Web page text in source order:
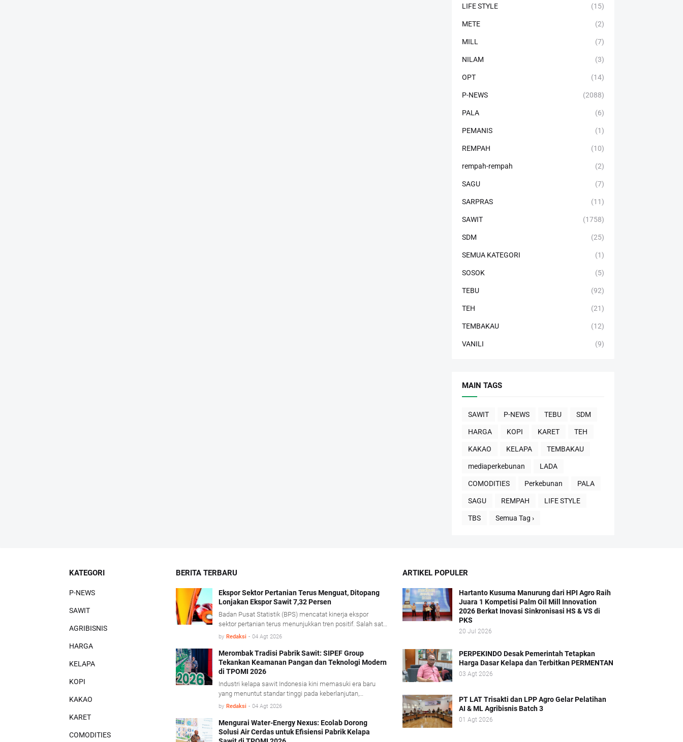
LIFE STYLE (15)
METE (2)
MILL (7)
NILAM (3)
OPT (14)
P-NEWS (2088)
PALA (6)
PEMANIS (1)
REMPAH (10)
rempah-rempah (2)
SAGU (7)
SARPRAS (11)
SAWIT (1758)
SDM (25)
SEMUA KATEGORI (1)
SOSOK (5)
TEBU (92)
TEH (21)
TEMBAKAU (12)
VANILI (9)
MAIN TAGS
SAWIT P-NEWS TEBU SDM
HARGA KOPI KARET TEH
KAKAO KELAPA TEMBAKAU
mediaperkebunan LADA
COMODITIES Perkebunan PALA
SAGU REMPAH LIFE STYLE
TBS Semua Tag ›
KATEGORI
P-NEWS
SAWIT
AGRIBISNIS
HARGA
KELAPA
KOPI
KAKAO
KARET
COMODITIES
BERITA TERBARU
Ekspor Sektor Pertanian Terus Menguat, Ditopang
Lonjakan Ekspor Sawit 7,32 Persen
Badan Pusat Statistik (BPS) mencatat kinerja ekspor
sektor pertanian terus menunjukkan tren positif. Salah satu
pendorong kinerja tersebut berasal dari komoditas minyak
turunannya yang mencatat pertumbuhan ekspor cukup
signifikan. BPS mencatat, sepanjang Januari- Juni 2026
nilai ekspor CPO dan produk turunannya tumbuh 7,32
persen dibandingkan periode yang sama tahun lalu,
didorong penguatan harga CPO di pasar global.
by Redaksi - 04 Agt 2026
Merombak Tradisi Pabrik Sawit: SIPEF Group
Tekankan Keamanan Pangan dan Teknologi Modern
di TPOMI 2026
Industri kelapa sawit Indonesia kini memasuki era baru
yang menuntut standar tinggi pada keberlanjutan,
keamanan pangan, dan adaptasi teknologi modern. Dalam
(TPOMI) 2026 yang berlangsung di Medan, Sumatera
Utara, Kamis (9/7/2026), SIPEF Group/PT Tolan Tiga
by Redaksi - 04 Agt 2026
Mengurai Water-Energy Nexus: Ecolab Dorong
Solusi Air Cerdas untuk Efisiensi Pabrik Kelapa
ARTIKEL POPULER
Hartanto Kusuma Manurung dari HPI Agro Raih
Juara 1 Kompetisi Palm Oil Mill Innovation
2026 Berkat Inovasi Sinkronisasi HS & VS di
PKS
20 Jul 2026
PERPEKINDO Desak Pemerintah Tetapkan
Harga Dasar Kelapa dan Terbitkan PERMENTAN
03 Agt 2026
PT LAT Trisakti dan LPP Agro Gelar Pelatihan
AI & ML Agribisnis Batch 3
01 Agt 2026